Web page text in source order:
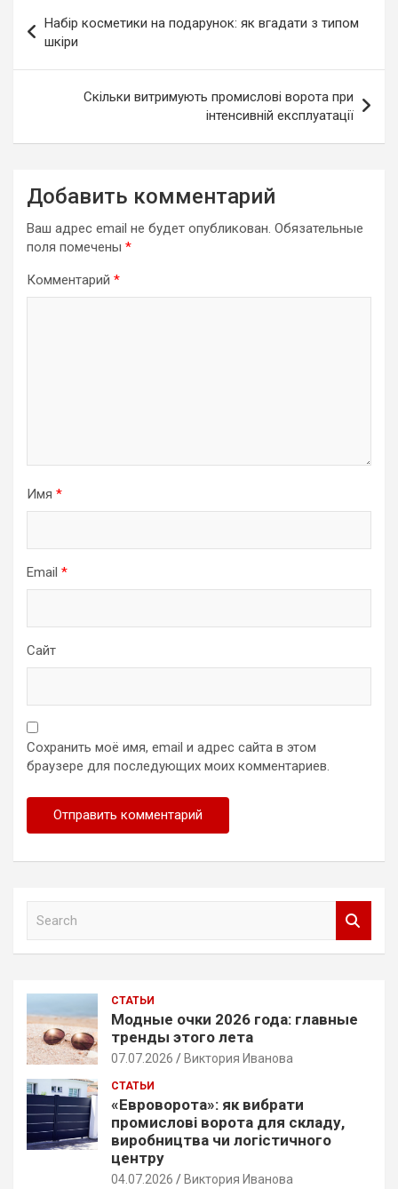
по
записям
Набір косметики на подарунок: як вгадати з типом
шкіри
Скільки витримують промислові ворота при
інтенсивній експлуатації
Добавить комментарий
Ваш адрес email не будет опубликован. Обязательные
поля помечены *
Комментарий *
Имя *
Email *
Сайт
Сохранить моё имя, email и адрес сайта в этом
браузере для последующих моих комментариев.
СТАТЬИ
Модные очки 2026 года: главные
тренды этого лета
07.07.2026 Виктория Иванова
СТАТЬИ
«Евроворота»: як вибрати
промислові ворота для складу,
виробництва чи логістичного
центру
04.07.2026 Виктория Иванова